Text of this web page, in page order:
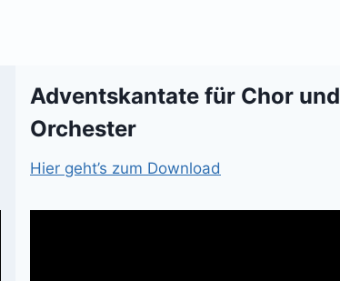
Adventskantate für Chor und
Orchester
Hier geht’s zum Download